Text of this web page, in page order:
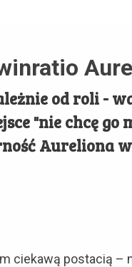
od roli -
"nie chcę
Aureliona
ciekawą postacią